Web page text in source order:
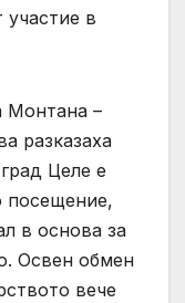
участие в
Монтана –
разказаха
Целе е
посещение,
в основа за
Освен обмен
вече